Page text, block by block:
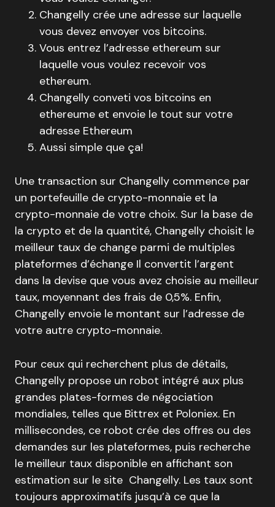
Changelly crée une adresse sur laquelle
vous devez envoyer vos bitcoins.
Vous entrez l’adresse ethereum sur
laquelle vous voulez recevoir vos
ethereum.
Changelly conveti vos bitcoins en
ethereume et envoie le tout sur votre
adresse Ethereum
Aussi simple que ça!
Une transaction sur Changelly commence par
un portefeuille de crypto-monnaie et la
crypto-monnaie de votre choix. Sur la base de
la crypto et de la quantité, Changelly choisit le
meilleur taux de change parmi de multiples
plateformes d’échange Il convertit l’argent
dans la devise que vous avez choisie au meilleur
taux, moyennant des frais de 0,5%. Enfin,
Changelly envoie le montant sur l’adresse de
votre autre crypto-monnaie.
Pour ceux qui recherchent plus de détails,
Changelly propose un robot intégré aux plus
grandes plates-formes de négociation
mondiales, telles que Bittrex et Poloniex. En
millisecondes, ce robot crée des offres ou des
demandes sur les plateformes, puis recherche
le meilleur taux disponible en affichant son
estimation sur le site Changelly. Les taux sont
toujours approximatifs jusqu’à ce que la